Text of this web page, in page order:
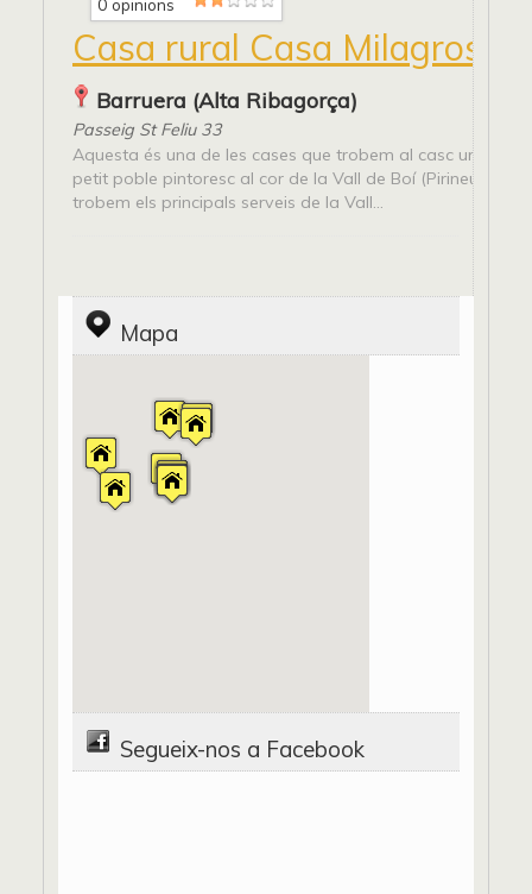
Casa rural Casa Milagros
Barruera (Alta Ribagorça)
Passeig St Feliu 33
Aquesta és una de les cases que trobem al casc urbà de
petit poble pintoresc al cor de la Vall de Boí (Pirineu de
trobem els principals serveis de la Vall...
Mapa
Segueix-nos a Facebook